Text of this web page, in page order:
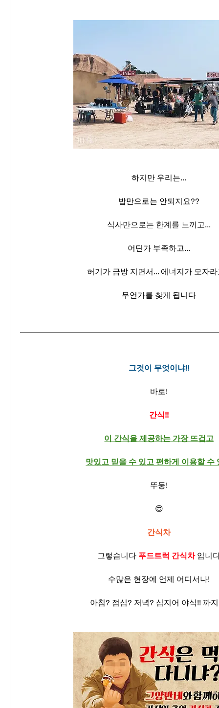
하지만 우리는...
밥만으로는 안되지요??
식사만으로는 한계를 느끼고...
어딘가 부족하고...
허기가 금방 지면서... 에너지가 모자라
무언가를 찾게 됩니다
그것이 무엇이냐!!
바로!
간식!!
이 간식을 제공하는 가장 뜨겁고
맛있고 믿을 수 있고 편하게 이용할 수
뚜둥!
😍
간식차
그렇습니다 푸드트럭 간식차 입니
수많은 현장에 언제 어디서나!
아침? 점심? 저녁? 심지어 야식!! 까